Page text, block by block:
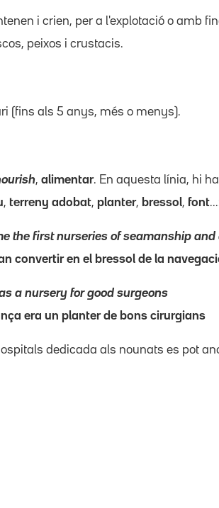
i crien, per a l'explotació o amb
peixos i crustacis.
(fins als 5 anys, més o menys).
, alimentar. En aquesta línia, hi
, terreny adobat, planter, bressol, font
the first nurseries of seamanship and
convertir en el bressol de la
a nursery for good surgeons
era un planter de bons cirurgians
dedicada als nounats es pot